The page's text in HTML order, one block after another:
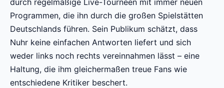
Programmen, die ihn durch die großen Spielstätten
Deutschlands führen. Sein Publikum schätzt, dass
Nuhr keine einfachen Antworten liefert und sich
weder links noch rechts vereinnahmen lässt – eine
Haltung, die ihm gleichermaßen treue Fans wie
entschiedene Kritiker beschert.